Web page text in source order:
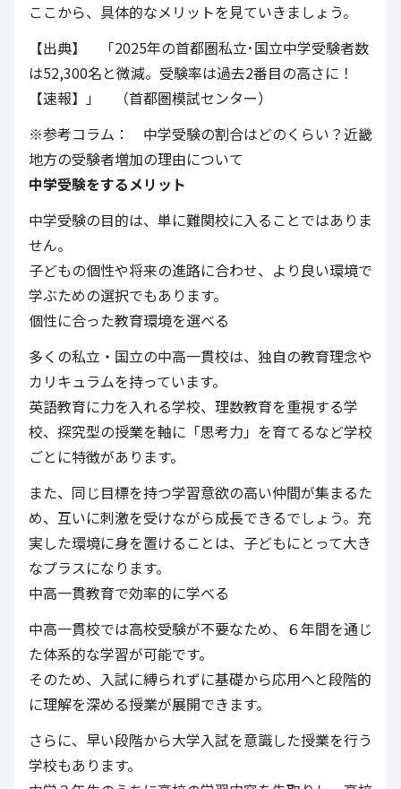
ここから、具体的なメリットを見ていきましょう。
【出典】 「2025年の首都圏私立･国立中学受験者数
は52,300名と微減。受験率は過去2番目の高さに！
【速報】」 （首都圏模試センター）
※参考コラム： 中学受験の割合はどのくらい？近畿
地方の受験者増加の理由について
中学受験をするメリット
中学受験の目的は、単に難関校に入ることではありま
せん。
子どもの個性や将来の進路に合わせ、より良い環境で
学ぶための選択でもあります。
個性に合った教育環境を選べる
多くの私立・国立の中高一貫校は、独自の教育理念や
カリキュラムを持っています。
英語教育に力を入れる学校、理数教育を重視する学
校、探究型の授業を軸に「思考力」を育てるなど学校
ごとに特徴があります。
また、同じ目標を持つ学習意欲の高い仲間が集まるた
め、互いに刺激を受けながら成長できるでしょう。充
実した環境に身を置けることは、子どもにとって大き
なプラスになります。
中高一貫教育で効率的に学べる
中高一貫校では高校受験が不要なため、６年間を通じ
た体系的な学習が可能です。
そのため、入試に縛られずに基礎から応用へと段階的
に理解を深める授業が展開できます。
さらに、早い段階から大学入試を意識した授業を行う
学校もあります。